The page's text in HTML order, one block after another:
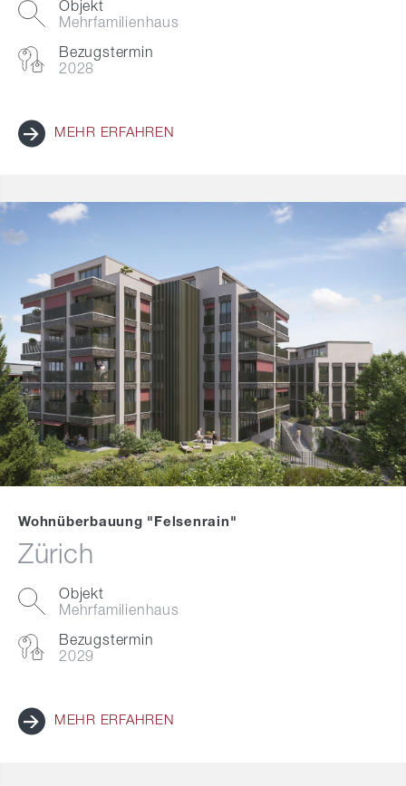
Objekt
Mehrfamilienhaus
Bezugstermin
2028
MEHR ERFAHREN
Wohnüberbauung "Felsenrain"
Zürich
Objekt
Mehrfamilienhaus
Bezugstermin
2029
MEHR ERFAHREN